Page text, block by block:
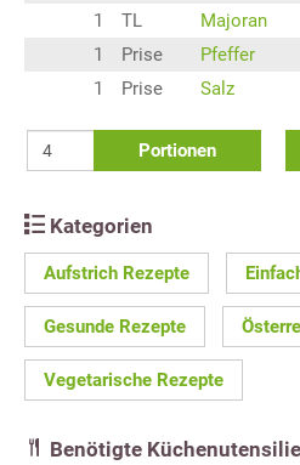
1
TL
Majoran
1
Prise
Pfeffer
1
Prise Salz
Portionen
Kategorien
Aufstrich Rezepte
Gesunde Rezepte
Vegetarische Rezepte
Benötigte